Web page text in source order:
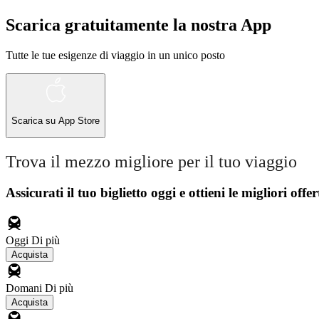
Scarica gratuitamente la nostra App
Tutte le tue esigenze di viaggio in un unico posto
Scarica su App Store
Trova il mezzo migliore per il tuo viaggio
Assicurati il ​​tuo biglietto oggi e ottieni le migliori
Oggi Di più
Acquista
Domani Di più
Acquista